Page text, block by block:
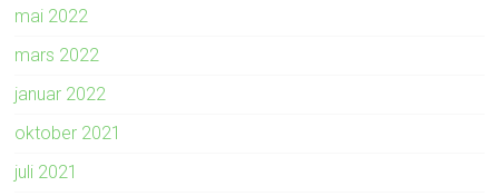
mai 2022
mars 2022
januar 2022
oktober 2021
juli 2021